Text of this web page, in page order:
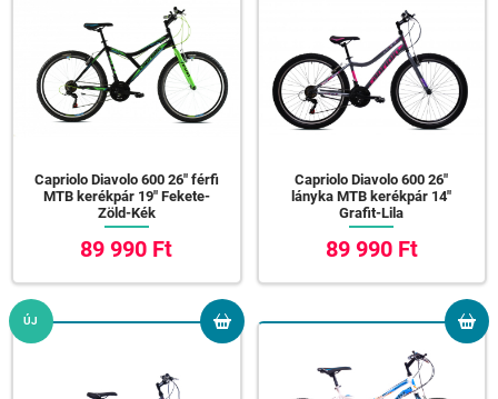
Capriolo Diavolo 600 26" férfi
MTB kerékpár 19" Fekete-
Zöld-Kék
89 990 Ft
Capriolo Diavolo 600 26"
lányka MTB kerékpár 14"
Grafit-Lila
89 990 Ft
ÚJ